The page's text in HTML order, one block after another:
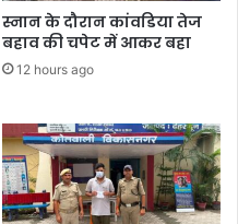
स्नान के दौरान कांवडिया तेज
बहाव की चपेट में आकर बहा
12 hours ago